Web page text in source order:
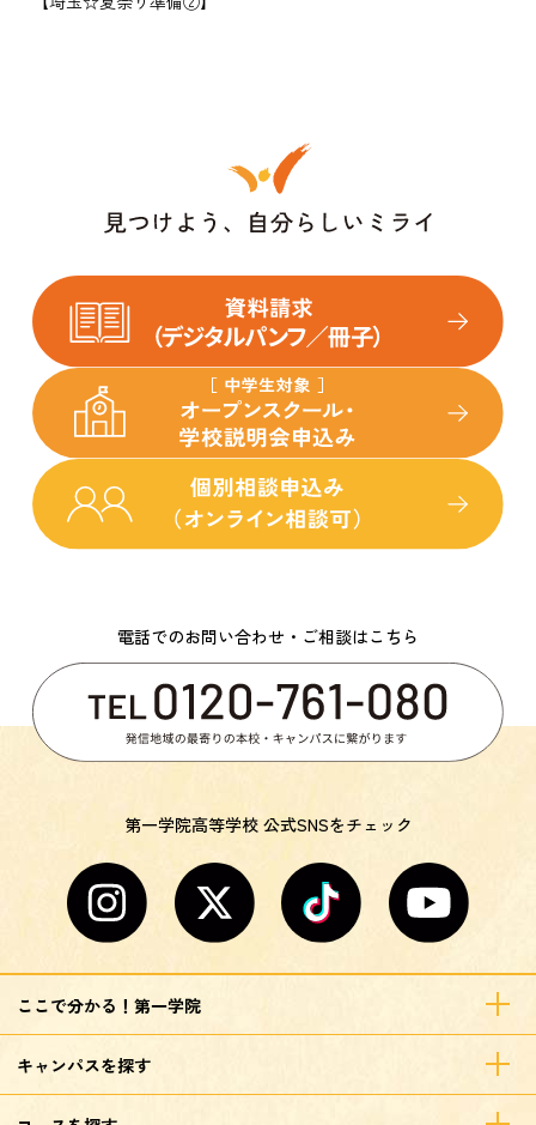
電話でのお問い合わせ・ご相談はこちら
第一学院高等学校 公式SNSをチェック
ここで分かる！第一学院
キャンパスを探す